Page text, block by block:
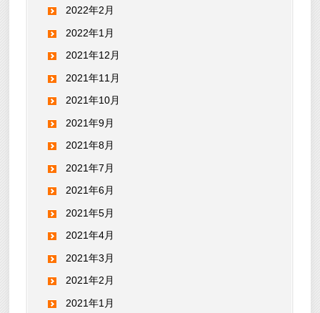
2022年2月
2022年1月
2021年12月
2021年11月
2021年10月
2021年9月
2021年8月
2021年7月
2021年6月
2021年5月
2021年4月
2021年3月
2021年2月
2021年1月